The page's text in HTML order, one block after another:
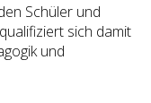
Schüler und
sich damit
und